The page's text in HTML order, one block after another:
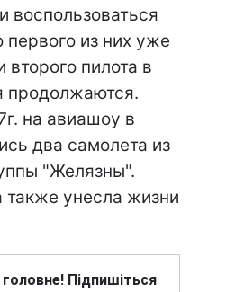
воспользоваться
первого из них уже
второго пилота в
продолжаются.
на авиашоу в
два самолета из
"Желязны".
также унесла жизни
Підпишіться